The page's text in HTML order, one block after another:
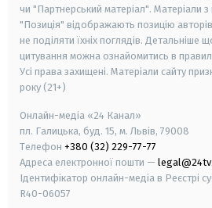
чи "Партнерський матеріал". Матеріали
"Позиція" відображають позицію
не поділяти їхніх поглядів. Детальніше
цитування можна ознайомитись в
Усі права захищені. Матеріали сайту
року (21+)
Онлайн-медіа «24 Канал»
пл. Галицька, буд. 15, м. Львів, 79008
Телефон +380 (32) 229-77-77
Адреса електронної пошти —
Ідентифікатор онлайн-медіа в Реєстрі
R40-06057